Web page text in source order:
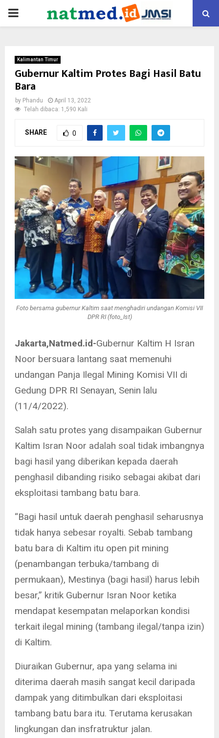
PRIMARY
Kalimantan Timur
Gubernur Kaltim Protes Bagi Hasil Batu
Bara
by Phandu
April 13, 2022
Telah dibaca: 1,590 Kali
SHARE 0
Foto bersama gubernur Kaltim saat menghadiri undangan Komisi VII
DPR RI (foto_Ist)
Jakarta,Natmed.id-Gubernur Kaltim H Isran
Noor bersuara lantang saat memenuhi
undangan Panja Ilegal Mining Komisi VII di
Gedung DPR RI Senayan, Senin lalu
(11/4/2022).
Salah satu protes yang disampaikan Gubernur
Kaltim Isran Noor adalah soal tidak imbangnya
bagi hasil yang diberikan kepada daerah
penghasil dibanding risiko sebagai akibat dari
eksploitasi tambang batu bara.
“Bagi hasil untuk daerah penghasil seharusnya
tidak hanya sebesar royalti. Sebab tambang
batu bara di Kaltim itu open pit mining
(penambangan terbuka/tambang di
permukaan), Mestinya (bagi hasil) harus lebih
besar,” kritik Gubernur Isran Noor ketika
mendapat kesempatan melaporkan kondisi
terkait ilegal mining (tambang ilegal/tanpa izin)
di Kaltim.
Diuraikan Gubernur, apa yang selama ini
diterima daerah masih sangat kecil daripada
dampak yang ditimbulkan dari eksploitasi
tambang batu bara itu. Terutama kerusakan
lingkungan dan insfratruktur jalan.